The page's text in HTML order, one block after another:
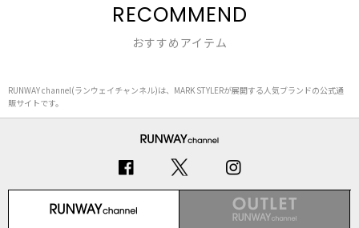
RECOMMEND
おすすめアイテム
RUNWAY channel(ランウェイチャンネル)は、MARK STYLERが展開する人気ブランドの公式通
販サイトです。